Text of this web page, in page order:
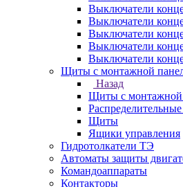
Выключатели
Выключатели
Выключатели
Выключатели
Выключатели
Щиты с монтажной
Назад
Щиты с
Щиты
Ящики управления
Гидротолкатели ТЭ
Автоматы защиты
Командоаппараты
Контакторы